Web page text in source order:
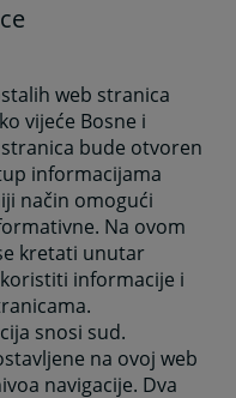
web stranica
vijeće Bosne i
bude otvoren
informacijama
način omogući
Na ovom
kretati unutar
informacije i
snosi sud.
na ovoj web
navigacije. Dva